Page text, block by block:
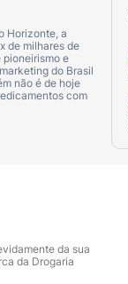
Horizonte, a
de milhares de
pioneirismo e
do Brasil
não é de hoje
com
da sua
da Drogaria